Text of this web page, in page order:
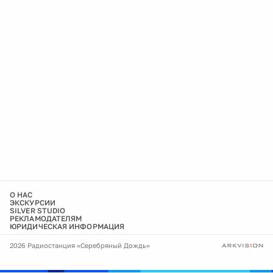
О НАС
ЭКСКУРСИИ
SILVER STUDIO
РЕКЛАМОДАТЕЛЯМ
ЮРИДИЧЕСКАЯ ИНФОРМАЦИЯ
2026 Радиостанция «Серебряный Дождь»